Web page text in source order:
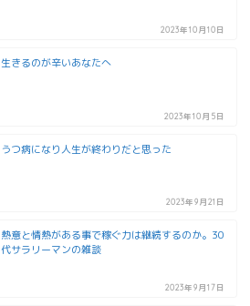
2023年10月10日
生きるのが辛いあなたへ
2023年10月5日
うつ病になり人生が終わりだと思った
2023年9月21日
熱意と情熱がある事で稼ぐ力は継続するのか。30
代サラリーマンの雑談
2023年9月17日